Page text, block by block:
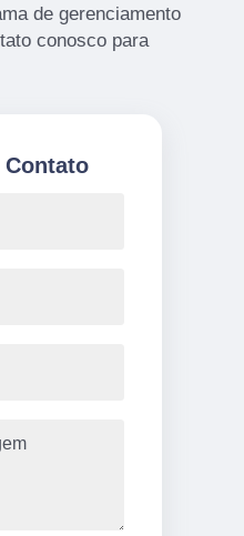
de gerenciamento
conosco para
Contato